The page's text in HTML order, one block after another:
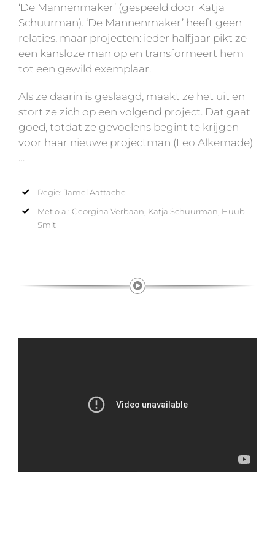
‘De Mannenmaker’ (gespeeld door Katja
Schuurman). ‘De Mannenmaker’ heeft geen
relaties, maar projecten: ieder halfjaar pikt ze
een kansloze man op en transformeert hem
tot een gewild exemplaar.
Als ze daarin is geslaagd, maakt ze het uit en
stort ze zich op een volgend project. Dat gaat
goed, totdat ze gevoelens begint te krijgen
voor haar nieuwe projectman (Leo Alkemade)
…
Regie: Jamel Aattache
Met o.a.: Georgina Verbaan, Katja Schuurman, Huub
Smit